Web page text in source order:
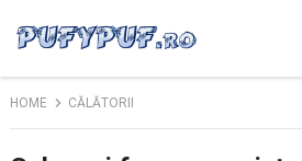
HOME CĂLĂTORII